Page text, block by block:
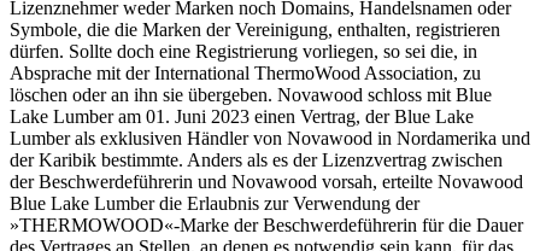
Lizenznehmer weder Marken noch Domains, Handelsnamen oder
Symbole, die die Marken der Vereinigung, enthalten, registrieren
dürfen. Sollte doch eine Registrierung vorliegen, so sei die, in
Absprache mit der International ThermoWood Association, zu
löschen oder an ihn sie übergeben. Novawood schloss mit Blue
Lake Lumber am 01. Juni 2023 einen Vertrag, der Blue Lake
Lumber als exklusiven Händler von Novawood in Nordamerika und
der Karibik bestimmte. Anders als es der Lizenzvertrag zwischen
der Beschwerdeführerin und Novawood vorsah, erteilte Novawood
Blue Lake Lumber die Erlaubnis zur Verwendung der
»THERMOWOOD«-Marke der Beschwerdeführerin für die Dauer
des Vertrages an Stellen, an denen es notwendig sein kann, für das